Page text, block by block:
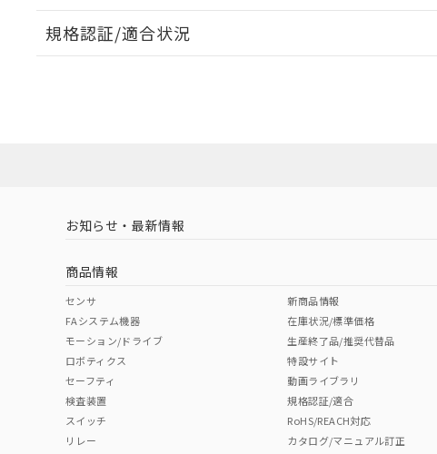
EU RoHS 注意事項・凡例
中国 RoHS 注意事項・凡例
中国 RoHS表
Pb Hg Cr(VI)
規格認証/適合状況
（イギリス
（ノルウェー
お知らせ・最新情報
商品情報
センサ
FAシステム機器
モーション/ドライブ
ロボティクス
セーフティ
検査装置
スイッチ
リレー
新商品情報
在庫状況/標準価格
生産終了品/推奨代替品
特設サイト
動画ライブラリ
規格認証/適合
RoHS/REACH対応
カタログ/マニュアル訂正